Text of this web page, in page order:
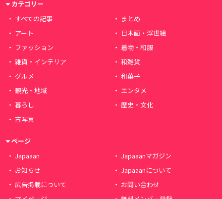
カテゴリー
すべての記事
まとめ
アート
日本画・浮世絵
ファッション
着物・和服
雑貨・インテリア
和雑貨
グルメ
和菓子
観光・地域
エンタメ
暮らし
歴史・文化
古写真
ページ
Japaaan
Japaaanマガジン
お知らせ
Japaaanについて
広告掲載について
お問い合わせ